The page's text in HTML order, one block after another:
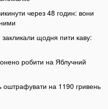
через 48 годин: вони
щодня пити каву:
робити на Яблучний
оштрафувати на 1190 гривень